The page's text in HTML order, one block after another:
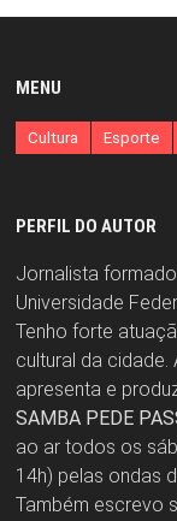
MENU
Cultura Esporte
PERFIL DO AUTOR
Jornalista
Universidade
Tenho forte
cultural da cidade.
apresenta e
SAMBA PEDE
ao ar todos os
14h) pelas ondas
Também escrevo